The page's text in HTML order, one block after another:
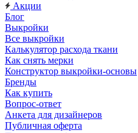
Акции
Блог
Выкройки
Все выкройки
Калькулятор расхода ткани
Как снять мерки
Конструктор выкройки-основы
Бренды
Как купить
Вопрос-ответ
Анкета для дизайнеров
Публичная оферта